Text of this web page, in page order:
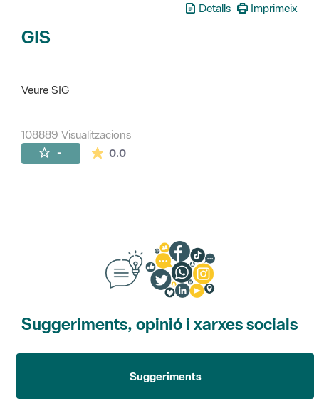
Detalls Imprimeix
GIS
Veure SIG
108889 Visualitzacions
- 0.0La mitjana de les valoracions és de 0
Suggeriments, opinió i xarxes socials
Suggeriments